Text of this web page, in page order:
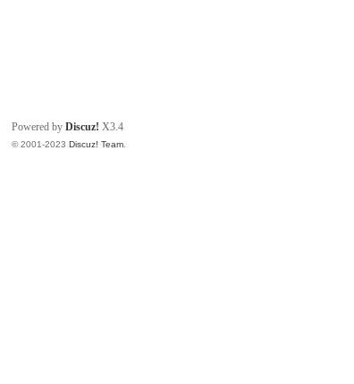
Powered byDiscuz! X3.4
© 2001-2023Discuz! Team